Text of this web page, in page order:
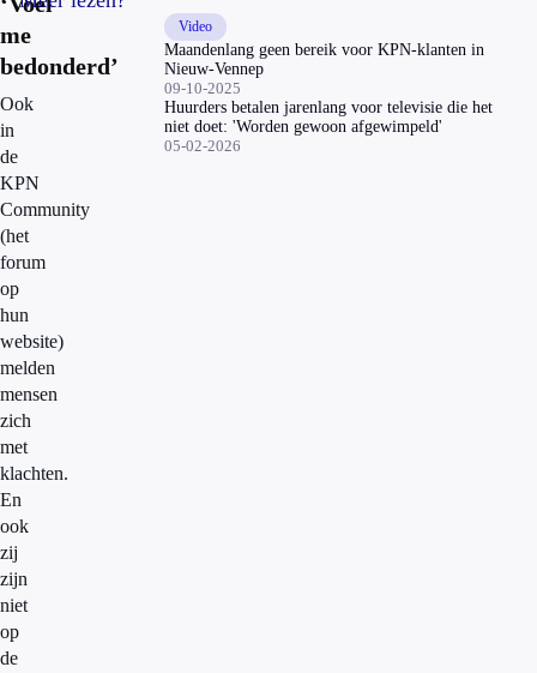
me
bedonderd’
Ook
in
de
KPN
Community
(het
forum
op
hun
website)
melden
mensen
zich
met
klachten.
En
ook
zij
zijn
niet
op
de
Video
Maandenlang geen bereik voor KPN-klanten in
Nieuw-Vennep
09-10-2025
Huurders betalen jarenlang voor televisie die het
niet doet: 'Worden gewoon afgewimpeld'
05-02-2026